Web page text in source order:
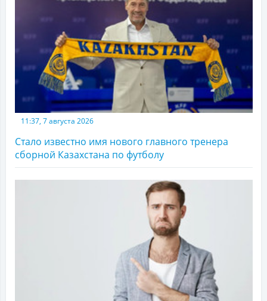
11:37, 7 августа 2026
Стало известно имя нового главного тренера
сборной Казахстана по футболу